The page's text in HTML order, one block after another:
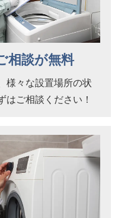
相談が無料
様々な設置場所の状
はご相談ください！